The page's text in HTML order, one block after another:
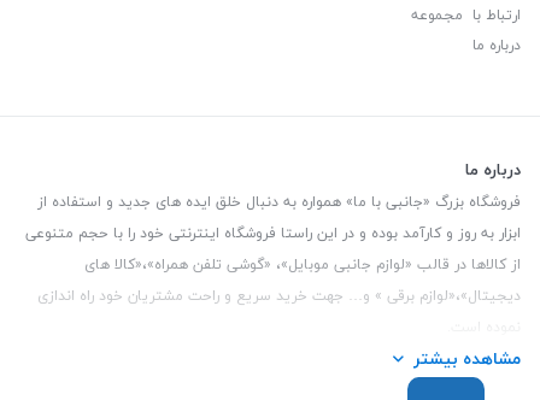
ارتباط با مجموعه
درباره ما
درباره ما
فروشگاه بزرگ «جانبی با ما» همواره به دنبال خلق ایده های جدید و استفاده از
ابزار به روز و کارآمد بوده و در این راستا فروشگاه اینترنتی خود را با حجم متنوعی
از کالاها در قالب «لوازم جانبی موبایل»، «گوشی تلفن همراه»،«کالا های
دیجیتال»،«لوازم برقی » و… جهت خرید سریع و راحت مشتریان خود راه اندازی
این فروشگاه تمام تلاش خود را نموده تا کالاهایی با کیفیت و با حداقل قیمت
عرضه نماید.
مشاهده بیشتر